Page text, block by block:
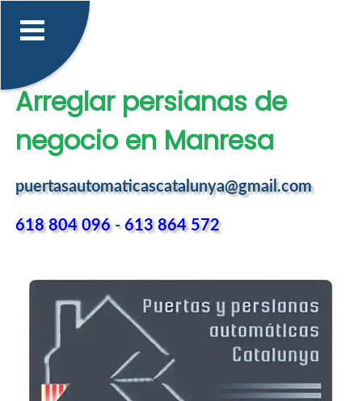
Arreglar persianas de
negocio en Manresa
puertasautomaticascatalunya@gmail.com
618 804 096 -613 864 572